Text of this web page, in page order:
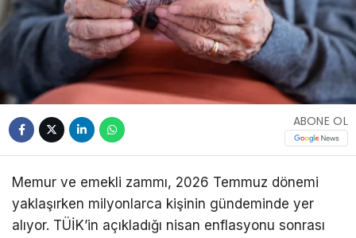
ABONE OL
Memur ve emekli zammı, 2026 Temmuz dönemi
yaklaşırken milyonlarca kişinin gündeminde yer
alıyor. TÜİK’in açıkladığı nisan enflasyonu sonrası